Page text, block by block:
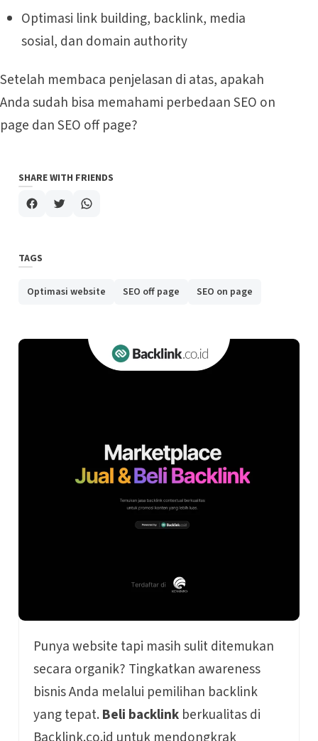
Optimasi link building, backlink, media
sosial, dan domain authority
Setelah membaca penjelasan di atas, apakah
Anda sudah bisa memahami perbedaan SEO on
page dan SEO off page?
SHARE WITH FRIENDS
TAGS
Optimasi website SEO off page SEO on page
Punya website tapi masih sulit ditemukan
secara organik? Tingkatkan awareness
bisnis Anda melalui pemilihan backlink
yang tepat. Beli backlink berkualitas di